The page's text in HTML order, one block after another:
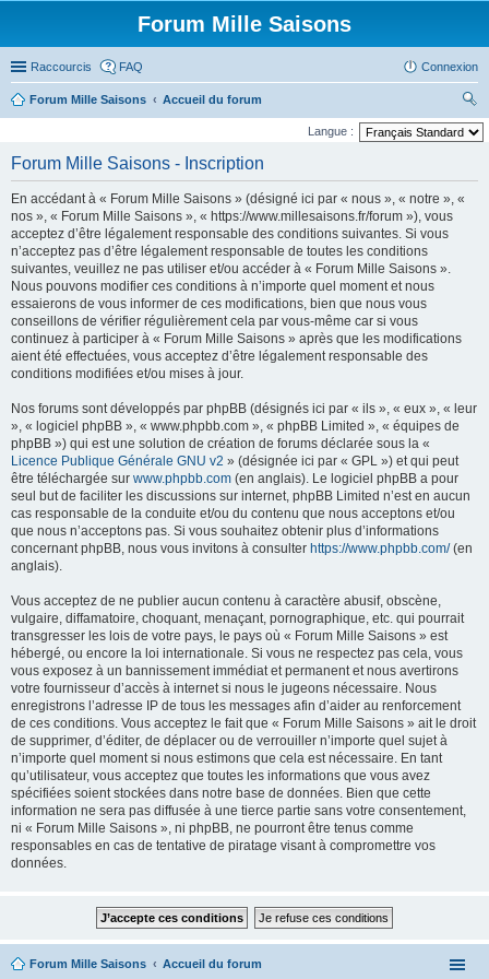
Forum Mille Saisons
Raccourcis FAQ Connexion
Forum Mille Saisons
Accueil du forum
ec
ch
Langue :
Forum Mille Saisons - Inscription
En accédant à « Forum Mille Saisons » (désigné ici par « nous », « notre », «
nos », « Forum Mille Saisons », « https://www.millesaisons.fr/forum »), vous
acceptez d’être légalement responsable des conditions suivantes. Si vous
n’acceptez pas d’être légalement responsable de toutes les conditions
suivantes, veuillez ne pas utiliser et/ou accéder à « Forum Mille Saisons ».
Nous pouvons modifier ces conditions à n’importe quel moment et nous
essaierons de vous informer de ces modifications, bien que nous vous
conseillons de vérifier régulièrement cela par vous-même car si vous
continuez à participer à « Forum Mille Saisons » après que les modifications
aient été effectuées, vous acceptez d’être légalement responsable des
conditions modifiées et/ou mises à jour.
Nos forums sont développés par phpBB (désignés ici par « ils », « eux », « leur
», « logiciel phpBB », « www.phpbb.com », « phpBB Limited », « équipes de
phpBB ») qui est une solution de création de forums déclarée sous la «
Licence Publique Générale GNU v2 » (désignée ici par « GPL ») et qui peut
être téléchargée sur www.phpbb.com (en anglais). Le logiciel phpBB a pour
seul but de faciliter les discussions sur internet, phpBB Limited n’est en aucun
cas responsable de la conduite et/ou du contenu que nous acceptons et/ou
que nous n’acceptons pas. Si vous souhaitez obtenir plus d’informations
concernant phpBB, nous vous invitons à consulter https://www.phpbb.com/(en
anglais).
Vous acceptez de ne publier aucun contenu à caractère abusif, obscène,
vulgaire, diffamatoire, choquant, menaçant, pornographique, etc. qui pourrait
transgresser les lois de votre pays, le pays où « Forum Mille Saisons » est
hébergé, ou encore la loi internationale. Si vous ne respectez pas cela, vous
vous exposez à un bannissement immédiat et permanent et nous avertirons
votre fournisseur d’accès à internet si nous le jugeons nécessaire. Nous
enregistrons l’adresse IP de tous les messages afin d’aider au renforcement
de ces conditions. Vous acceptez le fait que « Forum Mille Saisons » ait le droit
de supprimer, d’éditer, de déplacer ou de verrouiller n’importe quel sujet à
n’importe quel moment si nous estimons que cela est nécessaire. En tant
qu’utilisateur, vous acceptez que toutes les informations que vous avez
spécifiées soient stockées dans notre base de données. Bien que cette
information ne sera pas diffusée à une tierce partie sans votre consentement,
ni « Forum Mille Saisons », ni phpBB, ne pourront être tenus comme
responsables en cas de tentative de piratage visant à compromettre vos
données.
Forum Mille Saisons Accueil du forum